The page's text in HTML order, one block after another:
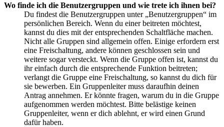
Wo finde ich die Benutzergruppen und wie trete ich ihnen bei?
Du findest die Benutzergruppen unter „Benutzergruppen“ im
persönlichen Bereich. Wenn du einer beitreten möchtest,
kannst du dies mit der entsprechenden Schaltfläche machen.
Nicht alle Gruppen sind allgemein offen. Einige erfordern erst
eine Freischaltung, andere können geschlossen sein und
weitere sogar versteckt. Wenn die Gruppe offen ist, kannst du
ihr einfach durch die entsprechende Funktion beitreten;
verlangt die Gruppe eine Freischaltung, so kannst du dich für
sie bewerben. Ein Gruppenleiter muss daraufhin deinen
Antrag annehmen. Er könnte fragen, warum du in die Gruppe
aufgenommen werden möchtest. Bitte belästige keinen
Gruppenleiter, wenn er dich ablehnt, er wird einen Grund
dafür haben.